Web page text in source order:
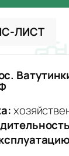
ЛИСТ